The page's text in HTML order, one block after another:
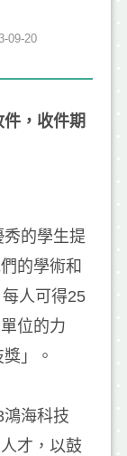
09-20
件，收件期
的學生提
的學術和
人可得25
位的力
」。
海科技
才，以鼓